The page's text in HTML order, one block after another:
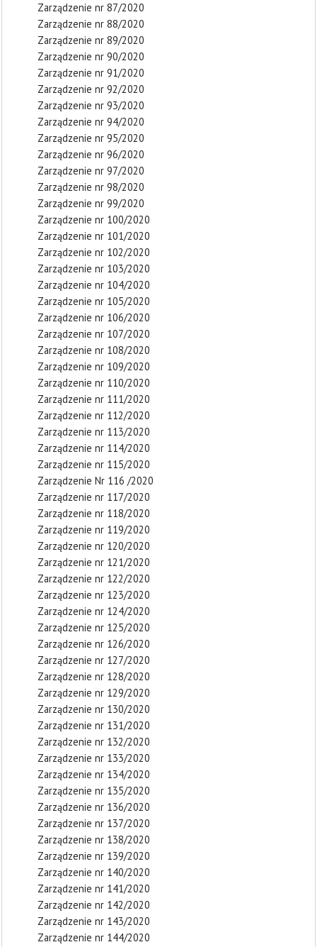
Zarządzenie nr 87/2020
Zarządzenie nr 88/2020
Zarządzenie nr 89/2020
Zarządzenie nr 90/2020
Zarządzenie nr 91/2020
Zarządzenie nr 92/2020
Zarządzenie nr 93/2020
Zarządzenie nr 94/2020
Zarządzenie nr 95/2020
Zarządzenie nr 96/2020
Zarządzenie nr 97/2020
Zarządzenie nr 98/2020
Zarządzenie nr 99/2020
Zarządzenie nr 100/2020
Zarządzenie nr 101/2020
Zarządzenie nr 102/2020
Zarządzenie nr 103/2020
Zarządzenie nr 104/2020
Zarządzenie nr 105/2020
Zarządzenie nr 106/2020
Zarządzenie nr 107/2020
Zarządzenie nr 108/2020
Zarządzenie nr 109/2020
Zarządzenie nr 110/2020
Zarządzenie nr 111/2020
Zarządzenie nr 112/2020
Zarządzenie nr 113/2020
Zarządzenie nr 114/2020
Zarządzenie nr 115/2020
Zarządzenie Nr 116 /2020
Zarządzenie nr 117/2020
Zarządzenie nr 118/2020
Zarządzenie nr 119/2020
Zarządzenie nr 120/2020
Zarządzenie nr 121/2020
Zarządzenie nr 122/2020
Zarządzenie nr 123/2020
Zarządzenie nr 124/2020
Zarządzenie nr 125/2020
Zarządzenie nr 126/2020
Zarządzenie nr 127/2020
Zarządzenie nr 128/2020
Zarządzenie nr 129/2020
Zarządzenie nr 130/2020
Zarządzenie nr 131/2020
Zarządzenie nr 132/2020
Zarządzenie nr 133/2020
Zarządzenie nr 134/2020
Zarządzenie nr 135/2020
Zarządzenie nr 136/2020
Zarządzenie nr 137/2020
Zarządzenie nr 138/2020
Zarządzenie nr 139/2020
Zarządzenie nr 140/2020
Zarządzenie nr 141/2020
Zarządzenie nr 142/2020
Zarządzenie nr 143/2020
Zarządzenie nr 144/2020